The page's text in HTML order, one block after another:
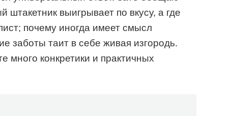
штакетник выигрывает по вкусу, а где
почему иногда имеет смысл
заботы таит в себе живая изгородь.
много конкретики и практичных